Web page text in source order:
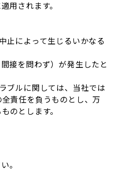
用されます。
止によって生じるいかなる
接を問わず）が発生したと
ブルに関しては、当社では
責任を負うものとし、万
のとします。
。